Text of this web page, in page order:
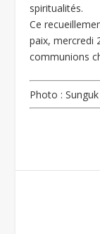
spiritualités.
Ce
paix, mercredi
communions
Photo :